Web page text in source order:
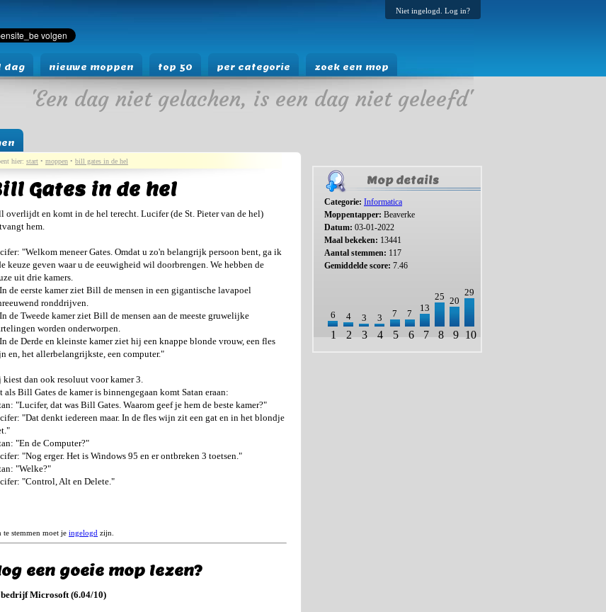
Niet ingelogd. Log in?
dag nieuwe moppen top 50 per categorie zoek een mop
'Een dag niet gelachen, is een dag niet geleefd'
hier: start • moppen • bill gates in de hel
Gates in de hel
overlijdt en komt in de hel terecht. Lucifer (de St. Pieter van de hel)
hem.
"Welkom meneer Gates. Omdat u zo'n belangrijk persoon bent, ga ik
keuze geven waar u de eeuwigheid wil doorbrengen. We hebben de
uit drie kamers.
de eerste kamer ziet Bill de mensen in een gigantische lavapoel
ronddrijven.
de Tweede kamer ziet Bill de mensen aan de meeste gruwelijke
worden onderworpen.
de Derde en kleinste kamer ziet hij een knappe blonde vrouw, een fles
en, het allerbelangrijkste, een computer."
kiest dan ook resoluut voor kamer 3.
als Bill Gates de kamer is binnengegaan komt Satan eraan:
"Lucifer, dat was Bill Gates. Waarom geef je hem de beste kamer?"
"Dat denkt iedereen maar. In de fles wijn zit een gat en in het blondje
"En de Computer?"
"Nog erger. Het is Windows 95 en er ontbreken 3 toetsen."
"Welke?"
"Control, Alt en Delete."
te stemmen moet je ingelogd zijn.
een goeie mop lezen?
bedrijf Microsoft (6.04/10)
Mop details
Categorie: Informatica
Moppentapper: Beaverke
Datum: 03-01-2022
Maal bekeken: 13441
Aantal stemmen: 117
Gemiddelde score: 7.46
6 4 3 3 7 7
13
25 20
29
1 2 3 4 5 6 7 8 9 10